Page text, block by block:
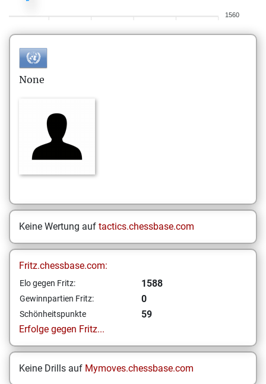
1560
None
Keine Wertung auf tactics.chessbase.com
Fritz.chessbase.com:
Elo gegen Fritz: 1588
Gewinnpartien Fritz: 0
Schönheitspunkte
59
Erfolge gegen Fritz...
Keine Drills auf Mymoves.chessbase.com